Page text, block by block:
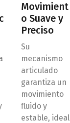
Movimient
o Suave y
Preciso
Su
mecanismo
articulado
garantiza un
movimiento
fluido y
estable, ideal